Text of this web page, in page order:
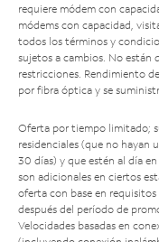
requiere módem con
módems con capacidad,
todos los términos y
sujetos a cambios. No están
restricciones. Rendimiento
por fibra óptica y se
Oferta por tiempo limitado;
residenciales (que no hayan
30 días) y que estén al día
son adicionales en ciertos
oferta con base en
después del período de
Velocidades basadas en